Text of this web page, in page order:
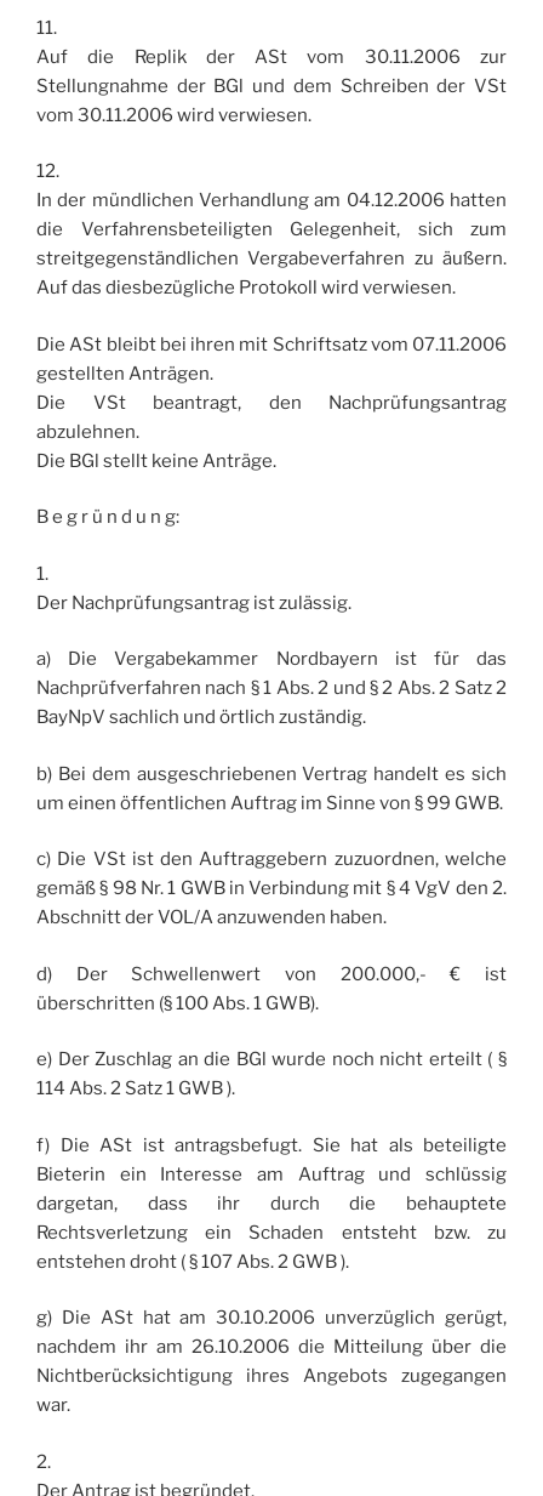
11.
Auf die Replik der ASt vom 30.11.2006 zur
Stellungnahme der BGl und dem Schreiben der VSt
vom 30.11.2006 wird verwiesen.
12.
In der mündlichen Verhandlung am 04.12.2006 hatten
die Verfahrensbeteiligten Gelegenheit, sich zum
streitgegenständlichen Vergabeverfahren zu äußern.
Auf das diesbezügliche Protokoll wird verwiesen.
Die ASt bleibt bei ihren mit Schriftsatz vom 07.11.2006
gestellten Anträgen.
Die VSt beantragt, den Nachprüfungsantrag
abzulehnen.
Die BGl stellt keine Anträge.
B e g r ü n d u n g:
1.
Der Nachprüfungsantrag ist zulässig.
a) Die Vergabekammer Nordbayern ist für das
Nachprüfverfahren nach § 1 Abs. 2 und § 2 Abs. 2 Satz 2
BayNpV sachlich und örtlich zuständig.
b) Bei dem ausgeschriebenen Vertrag handelt es sich
um einen öffentlichen Auftrag im Sinne von § 99 GWB.
c) Die VSt ist den Auftraggebern zuzuordnen, welche
gemäß § 98 Nr. 1 GWB in Verbindung mit § 4 VgV den 2.
Abschnitt der VOL/A anzuwenden haben.
d) Der Schwellenwert von 200.000,- € ist
überschritten (§ 100 Abs. 1 GWB).
e) Der Zuschlag an die BGl wurde noch nicht erteilt ( §
114 Abs. 2 Satz 1 GWB ).
f) Die ASt ist antragsbefugt. Sie hat als beteiligte
Bieterin ein Interesse am Auftrag und schlüssig
dargetan, dass ihr durch die behauptete
Rechtsverletzung ein Schaden entsteht bzw. zu
entstehen droht ( § 107 Abs. 2 GWB ).
g) Die ASt hat am 30.10.2006 unverzüglich gerügt,
nachdem ihr am 26.10.2006 die Mitteilung über die
Nichtberücksichtigung ihres Angebots zugegangen
war.
2.
Der Antrag ist begründet.